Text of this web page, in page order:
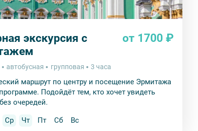
экскурсия с
от 1700 ₽
автобусная групповая 3 часа
маршрут по центру и посещение Эрмитажа
Подойдёт тем, кто хочет увидеть
очередей.
Ср Чт Пт Сб Вс